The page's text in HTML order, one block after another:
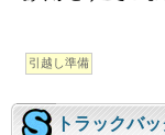
引越し準備
トラックバ